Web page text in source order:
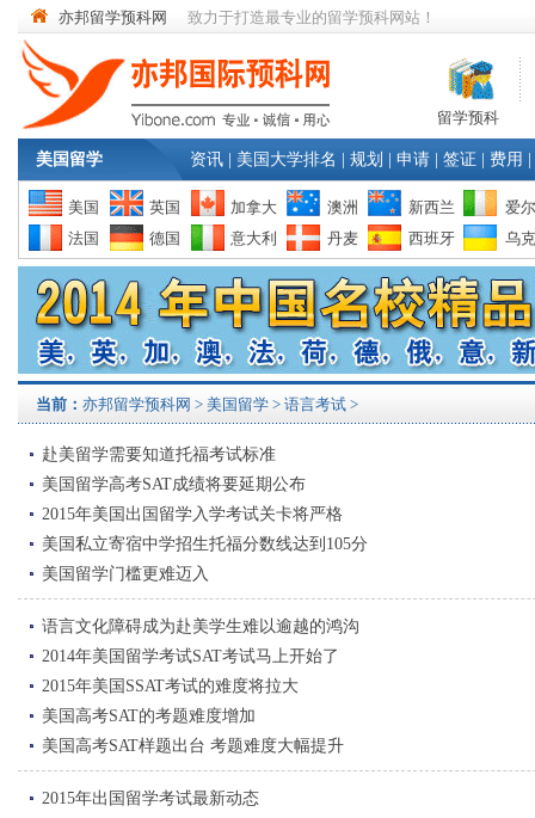
亦邦留学预科网 致力于打造最专业的留学预科网站！
留学预科
美国留学 资讯 美国大学排名 规划 申请 签证 费用
美国 英国 加拿大 澳洲 新西兰
爱
法国
德国 意大利 丹麦 西班牙 乌
当前： 亦邦留学预科网 > 美国留学 > 语言考试 >
赴美留学需要知道托福考试标准
美国留学高考SAT成绩将要延期公布
2015年美国出国留学入学考试关卡将严格
美国私立寄宿中学招生托福分数线达到105分
美国留学门槛更难迈入
语言文化障碍成为赴美学生难以逾越的鸿沟
2014年美国留学考试SAT考试马上开始了
2015年美国SSAT考试的难度将拉大
美国高考SAT的考题难度增加
美国高考SAT样题出台 考题难度大幅提升
2015年出国留学考试最新动态